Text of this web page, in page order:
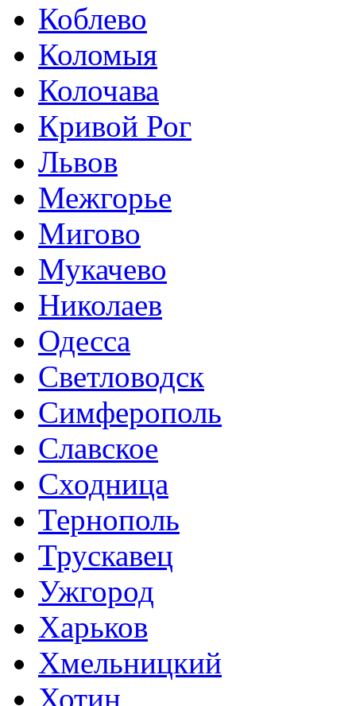
Коблево
Коломыя
Колочава
Кривой Рог
Львов
Межгорье
Мигово
Мукачево
Николаев
Одесса
Светловодск
Симферополь
Славское
Сходница
Тернополь
Трускавец
Ужгород
Харьков
Хмельницкий
Хотин